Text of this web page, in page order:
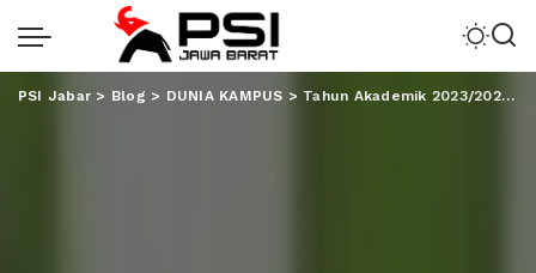
PSI Jabar > Blog > DUNIA KAMPUS > Tahun Akademik 2023/2024, UIN RIL Siapkan 6000 Kursi S1